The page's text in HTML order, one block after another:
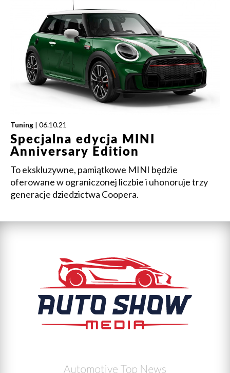
Tuning | 06.10.21
Specjalna edycja MINI
Anniversary Edition
To ekskluzywne, pamiątkowe MINI będzie
oferowane w ograniczonej liczbie i uhonoruje trzy
generacje dziedzictwa Coopera.